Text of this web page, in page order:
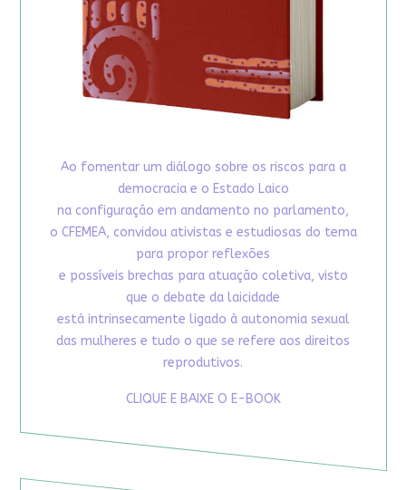
Ao fomentar um diálogo sobre os riscos para a
democracia e o Estado Laico
na configuração em andamento no parlamento,
o CFEMEA, convidou ativistas e estudiosas do tema
para propor reflexões
e possíveis brechas para atuação coletiva, visto
que o debate da laicidade
está intrinsecamente ligado à autonomia sexual
das mulheres e tudo o que se refere aos direitos
reprodutivos.
CLIQUE E BAIXE O E-BOOK